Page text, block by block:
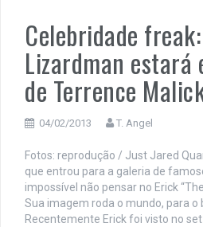
Celebridade
Lizardman estará
de Terrence
04/02/2013 T. Angel
Fotos: reprodução / Just Jared
que entrou para a galeria de
impossível não pensar no Erick
Sua imagem roda o mundo, para o
Recentemente Erick foi visto no